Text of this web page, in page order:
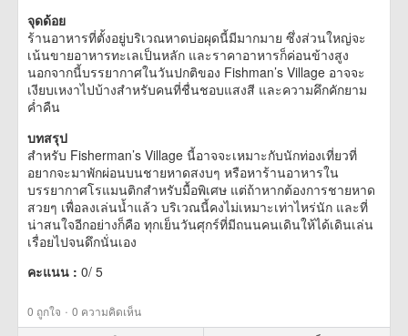
จุดด้อย
ร้านอาหารที่ตั้งอยู่บริเวณหาดบ่อผุดนี้มีมากมาย ซึ่งส่วนใหญ่จะ
เน้นขายอาหารทะเลเป็นหลัก และราคาอาหารก็ค่อนข้างสูง
นอกจากนี้บรรยากาศในวันปกติของ Fishman’s Village อาจจะ
เงียบเหงาไปบ้างสำหรับคนที่ชื่นชอบแสงสี และความคึกคักยาม
ค่ำคืน
บทสรุป
สำหรับ Fisherman’s Village นี้อาจจะเหมาะกับนักท่องเที่ยวที่
อยากจะมาพักผ่อนบนชายหาดสงบๆ หรือหาร้านอาหารใน
บรรยากาศโรแมนติกสำหรับมื้อพิเศษ แต่ถ้าหากต้องการชายหาด
สวยๆ เพื่อลงเล่นน้ำแล้ว บริเวณนี้คงไม่เหมาะเท่าไหร่นัก และที่
น่าสนใจอีกอย่างก็คือ ทุกเย็นวันศุกร์ที่มีถนนคนเดินให้ได้เดินเล่น
เรื่อยไปจนดึกนั่นเอง
คะแนน : 0/ 5
0 ถูกใจ · 0 ความคิดเห็น